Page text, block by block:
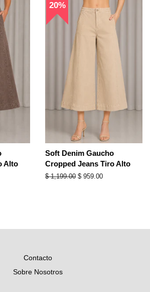
Alto
20%
Soft Denim Gaucho
Cropped Jeans Tiro Alto
Precio
$ 1,199.00 Precio
$ 959.00
Contacto
Sobre Nosotros